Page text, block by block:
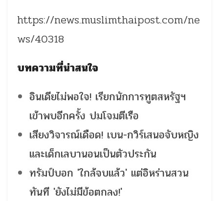
https://news.muslimthaipost.com/ne
ws/40318
บทความที่น่าสนใจ
อินเดียไม่พอใจ! เรียกนักการทูตสหรัฐฯ
เข้าพบอีกครั้ง ปมโจมตีเรือ
เสียงวิจารณ์เดือด! เบน-กวิร์เสนอจับหญิง
และเด็กเลบานอนเป็นตัวประกัน
ทรัมป์บอก 'ใกล้จบแล้ว' แต่อิหร่านสวน
ทันที 'ยังไม่มีข้อตกลง!'